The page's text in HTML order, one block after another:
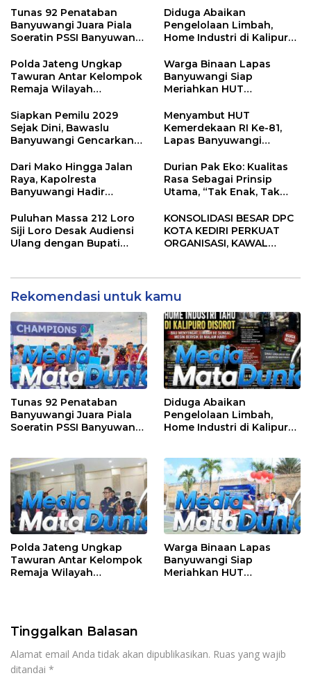
Tunas 92 Penataban
Banyuwangi Juara Piala
Soeratin PSSI Banyuwangi
Diduga Abaikan
Pengelolaan Limbah,
Home Industri di Kalipuro
Menyengat hingga Suara
Mesin di Malam Hari
Polda Jateng Ungkap
Tawuran Antar Kelompok
Remaja Wilayah
Tersangka dan 17 DPO
Warga Binaan Lapas
Banyuwangi Siap
Meriahkan HUT
dengan Berbagai
Perlombaan
Siapkan Pemilu 2029
Sejak Dini, Bawaslu
Banyuwangi Gencarkan
Penguatan SDM
Menyambut HUT
Kemerdekaan RI Ke-81,
Lapas Banyuwangi
Donor Darah
Dari Mako Hingga Jalan
Raya, Kapolresta
Banyuwangi Hadir
dan Keselamatan
Masyarakat
Durian Pak Eko: Kualitas
Rasa Sebagai Prinsip
Utama, “Tak Enak, Tak
Puluhan Massa 212 Loro
Siji Loro Desak Audiensi
Ulang dengan Bupati
Pasir
KONSOLIDASI BESAR DPC
KOTA KEDIRI PERKUAT
ORGANISASI, KAWAL
ASPIRASI MASYARAKAT
Rekomendasi untuk kamu
Tunas 92 Penataban
Banyuwangi Juara Piala
Soeratin PSSI Banyuwangi
Diduga Abaikan
Pengelolaan Limbah,
Home Industri di Kalipuro
Mesin di Malam Hari
Polda Jateng Ungkap
Tawuran Antar Kelompok
Remaja Wilayah
Warga Binaan Lapas
Banyuwangi Siap
Meriahkan HUT
Tinggalkan Balasan
Alamat email Anda tidak akan dipublikasikan. Ruas yang wajib
ditandai *